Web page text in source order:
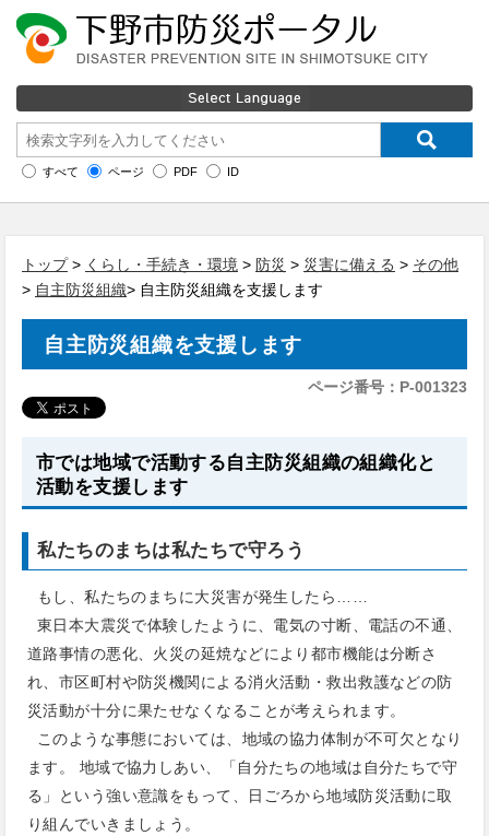
すべて ページ PDF ID
トップ> くらし・手続き・環境 > 防災 > 災害に備える > その他
> 自主防災組織> 自主防災組織を支援します
自主防災組織を支援します
ページ番号：P-001323
市では地域で活動する自主防災組織の組織化と
活動を支援します
私たちのまちは私たちで守ろう
もし、私たちのまちに大災害が発生したら……
東日本大震災で体験したように、電気の寸断、電話の不通、
道路事情の悪化、火災の延焼などにより都市機能は分断さ
れ、市区町村や防災機関による消火活動・救出救護などの防
災活動が十分に果たせなくなることが考えられます。
このような事態においては、地域の協力体制が不可欠となり
ます。 地域で協力しあい、「自分たちの地域は自分たちで守
る」という強い意識をもって、日ごろから地域防災活動に取
り組んでいきましょう。